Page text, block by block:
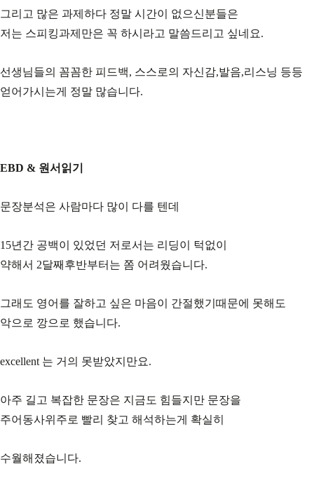
그리고 많은 과제하다 정말 시간이 없으신분들은
저는 스피킹과제만은 꼭 하시라고 말씀드리고 싶네요.
선생님들의 꼼꼼한 피드백, 스스로의 자신감,발음,리스닝 등등
얻어가시는게 정말 많습니다.
EBD & 원서읽기
문장분석은 사람마다 많이 다를 텐데
15년간 공백이 있었던 저로서는 리딩이 턱없이
약해서 2달째후반부터는 쫌 어려웠습니다.
그래도 영어를 잘하고 싶은 마음이 간절했기때문에 못해도
악으로 깡으로 했습니다.
excellent 는 거의 못받았지만요.
아주 길고 복잡한 문장은 지금도 힘들지만 문장을
주어동사위주로 빨리 찾고 해석하는게 확실히
수월해졌습니다.